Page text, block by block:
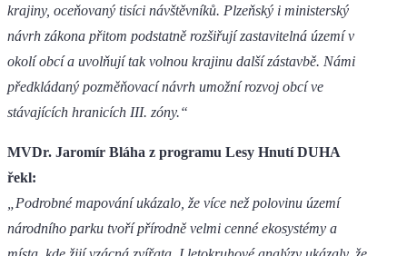
krajiny, oceňovaný tisíci návštěvníků. Plzeňský i ministerský
návrh zákona přitom podstatně rozšiřují zastavitelná území v
okolí obcí a uvolňují tak volnou krajinu další zástavbě. Námi
předkládaný pozměňovací návrh umožní rozvoj obcí ve
stávajících hranicích III. zóny.“
MVDr. Jaromír Bláha z programu Lesy Hnutí DUHA
řekl:
„Podrobné mapování ukázalo, že více než polovinu území
národního parku tvoří přírodně velmi cenné ekosystémy a